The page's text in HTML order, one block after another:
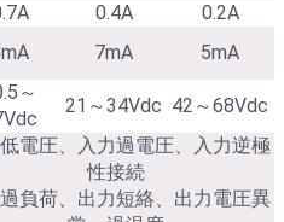
0.4A
0.2A
7mA 5mA
～
21～34Vdc 42～68Vdc
電圧、入力過電圧、入力逆極
性接続
負荷、出力短絡、出力電圧異